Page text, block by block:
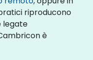
riproducono
legate
è